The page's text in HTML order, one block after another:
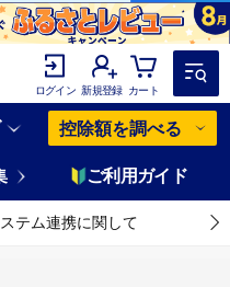
ログイン 新規登録 カート
控除額を調べる
ご利用ガイド
テム連携に関して